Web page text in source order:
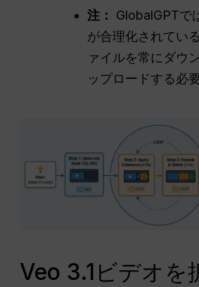
注：
GlobalGPTで
が合理化されてい
ァイルを常にダウ
ップロードする必
Veo 3.1ビデオを